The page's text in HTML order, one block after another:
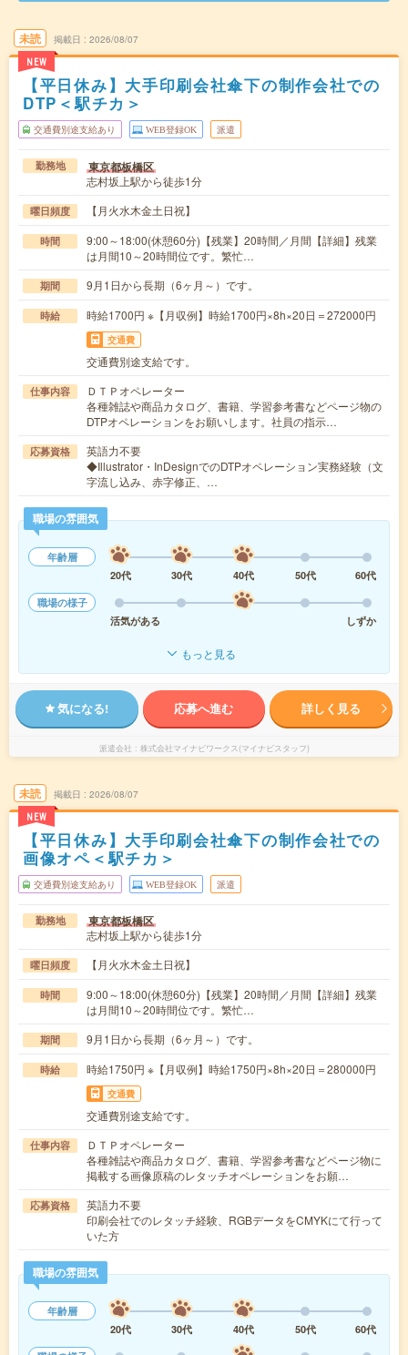
未読
NEW
掲載日 2026/08/07
【平日休み】大手印刷会社傘下の制作会社での
DTP＜駅チカ＞
交通費別途支給あり WEB登録OK 派遣
勤務地 東京都板橋区
志村坂上駅から徒歩1分
曜日頻度 【月火水木金土日祝】
時間
9:00～18:00(休憩60分)【残業】20時間／月間【詳細】残業
は月間10～20時間位です。繁忙…
期間 9月1日から長期（6ヶ月～）です。
時給 時給1700円 ※【月収例】時給1700円×8h×20日＝272000円
交通費
交通費別途支給です。
仕事内容
ＤＴＰオペレーター
各種雑誌や商品カタログ、書籍、学習参考書などページ物の
DTPオペレーションをお願いします。社員の指示…
応募資格
英語力不要
◆Illustrator・InDesignでのDTPオペレーション実務経験（文
字流し込み、赤字修正、…
職場の雰囲気
年齢層
20代
30代 40代 50代
60代
職場の様子
活気がある
しずか
もっと見る
気になる! 応募へ進む 詳しく見る
派遣会社 株式会社マイナビワークス(マイナビスタッフ)
未読
NEW
掲載日 2026/08/07
【平日休み】大手印刷会社傘下の制作会社での
画像オペ＜駅チカ＞
交通費別途支給あり WEB登録OK 派遣
勤務地 東京都板橋区
志村坂上駅から徒歩1分
曜日頻度 【月火水木金土日祝】
時間
9:00～18:00(休憩60分)【残業】20時間／月間【詳細】残業
は月間10～20時間位です。繁忙…
期間 9月1日から長期（6ヶ月～）です。
時給 時給1750円 ※【月収例】時給1750円×8h×20日＝280000円
交通費
交通費別途支給です。
仕事内容
ＤＴＰオペレーター
各種雑誌や商品カタログ、書籍、学習参考書などページ物に
掲載する画像原稿のレタッチオペレーションをお願…
応募資格
英語力不要
印刷会社でのレタッチ経験、RGBデータをCMYKにて行って
いた方
職場の雰囲気
年齢層
20代
30代 40代 50代
60代